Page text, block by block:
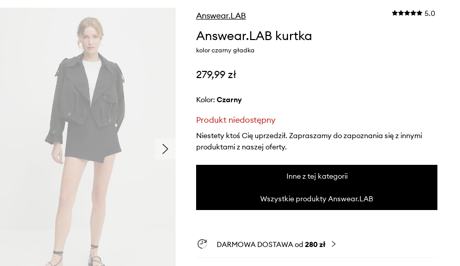
Answear.LAB 5.0
Answear.LAB kurtka
kolor czarny gładka
279,99 zł
Kolor: czarny
Produkt niedostępny
Niestety ktoś Cię uprzedził. Zapraszamy do zapoznania się z innymi
produktami z naszej oferty.
Inne z tej kategorii
Wszystkie produkty Answear.LAB
DARMOWA DOSTAWA od 280 zł